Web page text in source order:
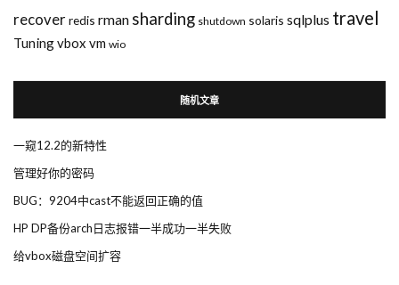
recover redis rman sharding shutdown solaris sqlplus travel
Tuningvbox vm wio
随机文章
一窥12.2的新特性
管理好你的密码
BUG：9204中cast不能返回正确的值
HP DP备份arch日志报错一半成功一半失败
给vbox磁盘空间扩容